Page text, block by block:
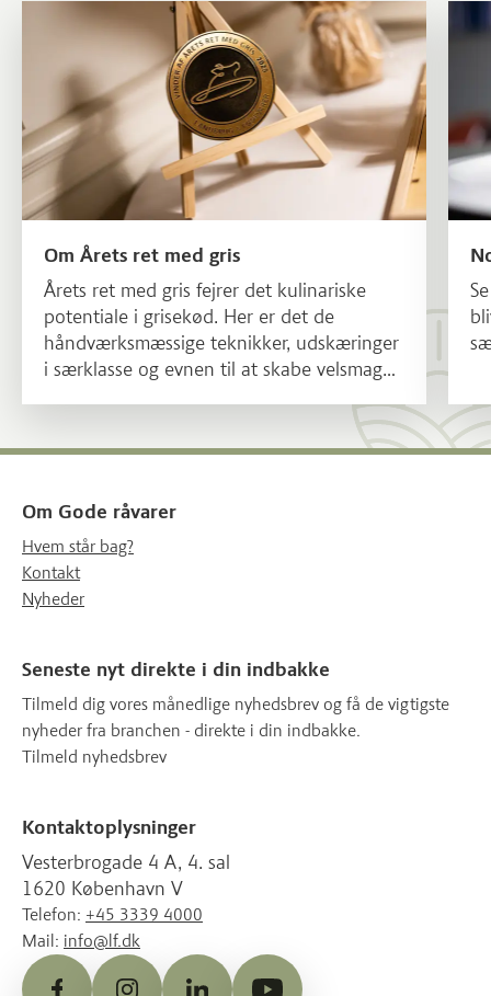
Læs mere om Om Årets ret med gris
Om Årets ret med gris
Årets ret med gris fejrer det kulinariske
potentiale i grisekød. Her er det de
håndværksmæssige teknikker, udskæringer
i særklasse og evnen til at skabe velsmag
gastronomien får lov at folde sig ud – med
Om Gode råvarer
Hvem står bag?
Kontakt
Nyheder
Seneste nyt direkte i din indbakke
Tilmeld dig vores månedlige nyhedsbrev og få de vigtigste
nyheder fra branchen - direkte i din indbakke.
Tilmeld nyhedsbrev
Kontaktoplysninger
Vesterbrogade 4 A, 4. sal
1620 København V
Telefon: +45 3339 4000
Mail: info@lf.dk